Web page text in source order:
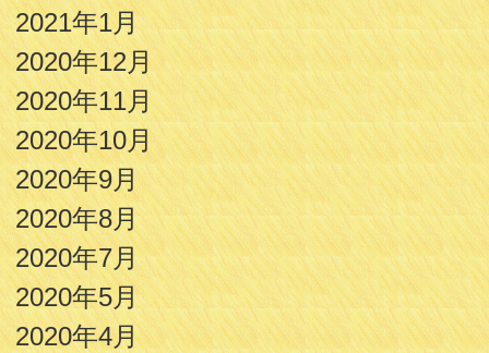
2021年1月
2020年12月
2020年11月
2020年10月
2020年9月
2020年8月
2020年7月
2020年5月
2020年4月